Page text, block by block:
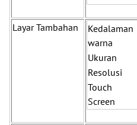
Layar Tambahan
Kedalaman
warna
Ukuran
Resolusi
Touch
Screen